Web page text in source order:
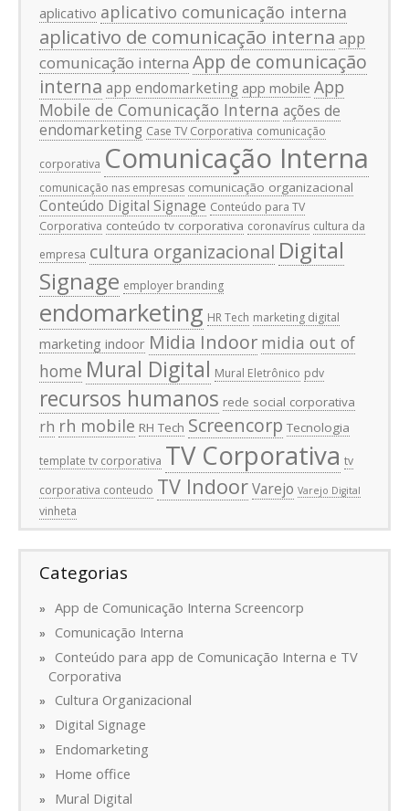
aplicativo aplicativo comunicação interna
aplicativo de comunicação interna app
comunicação interna App de comunicação
interna app endomarketing app mobile App
Mobile de Comunicação Interna ações de
endomarketing Case TV Corporativa comunicação
corporativa Comunicação Interna
comunicação nas empresas comunicação organizacional
Conteúdo Digital Signage Conteúdo para TV
Corporativa conteúdo tv corporativa coronavírus cultura da
empresa cultura organizacional Digital
Signage employer branding
endomarketing HR Tech marketing digital
marketing indoor Midia Indoor midia out of
home Mural Digital Mural Eletrônico pdv
recursos humanos rede social corporativa
rh rh mobile RH Tech Screencorp Tecnologia
template tv corporativa TV Corporativa tv
corporativa conteudo TV IndoorVarejo Varejo Digital
vinheta
Categorias
App de Comunicação Interna Screencorp
Comunicação Interna
Conteúdo para app de Comunicação Interna e TV
Corporativa
Cultura Organizacional
Digital Signage
Endomarketing
Home office
Mural Digital